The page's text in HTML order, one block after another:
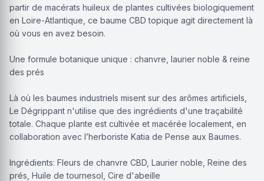
partir de macérats huileux de plantes cultivées biologiquement
en Loire-Atlantique, ce baume CBD topique agit directement là
où vous en avez besoin.
Une formule botanique unique : chanvre, laurier noble & reine
des prés
Là où les baumes industriels misent sur des arômes artificiels,
Le Dégrippant n'utilise que des ingrédients d'une traçabilité
totale. Chaque plante est cultivée et macérée localement, en
collaboration avec l’herboriste Katia de Pense aux Baumes.
Ingrédients: Fleurs de chanvre CBD, Laurier noble, Reine des
prés, Huile de tournesol, Cire d'abeille